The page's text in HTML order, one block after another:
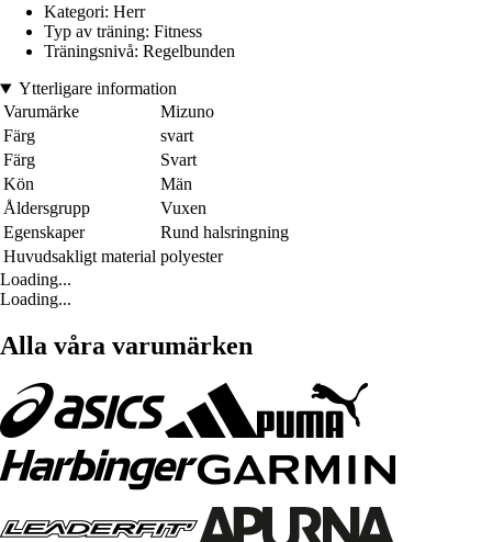
Kategori: Herr
Typ av träning: Fitness
Träningsnivå: Regelbunden
Ytterligare information
Varumärke
Mizuno
Färg
svart
Färg
Svart
Kön
Män
Åldersgrupp
Vuxen
Egenskaper
Rund halsringning
Huvudsakligt material polyester
Loading...
Loading...
Alla våra varumärken